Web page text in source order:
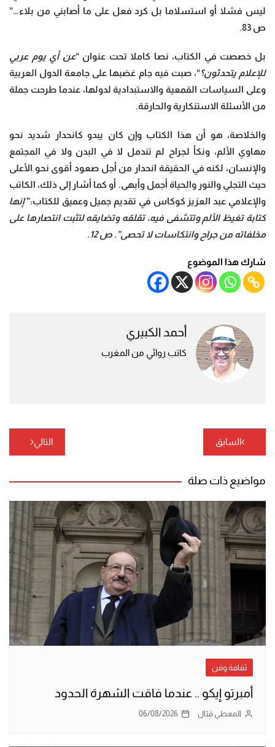
ليس فشلا أو استسلاما بل كرد فعل على ما أصابني من بلاء…”
ص 83.
بل خصصت في الكتاب، نصا كاملا تحت عنوان “عن أي يوم عربي
للإعلام يتحدثون؟“، صبت فيه جام غضبها على جامعة الدول العربية
وعلى السياسات القمعية والاستبدادية لدولها، عندما طرحت جملة
من الأسئلة الاستنكارية والحارقة.
والخلاصة، هو أن هذا الكتاب وإن كان يبدو كانحدار شديد نحو
مهاوي الألم، ونكأ لجراح لم تندمل لا في البدن ولا في المجتمع
والإنسان، لكنه في الحقيقة انحدار من أجل صعود أقوى نحو الأعلى
حيث التجلي والنور والحياة أجمل وأبهى. أو كما أشار إلى ذلك، الكاتب
والإعلامي عبد العزيز كوكاس في تقديم جميل وعميق للكتاب:”إنها
كتابة تغيظ الألم وتتشفى فيه، تقلقه وتضايقه لتثبت انتصارها على
مخلفاته من جراح وانتكاسات لا تحصى”. ص 12.
شارك هذا الموضوع
أحمد الكبيري
كاتب روائي من المغرب
تصفّح
المقالات
السابق التالي
مواضيع ذات صلة
ثقافة وفن
أمبرتو إيكو .. عندما فاقت الشهرة الحدود
المعطي قبّال 06/08/2026